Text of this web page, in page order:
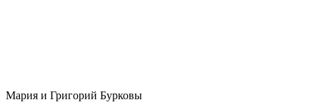
Мария и Григорий Бурковы